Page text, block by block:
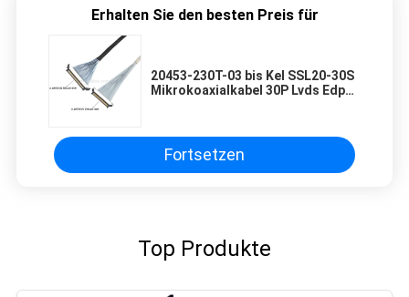
Erhalten Sie den besten Preis für
20453-230T-03 bis Kel SSL20-30S
Mikrokoaxialkabel 30P Lvds Edp
Fortsetzen
Top Produkte